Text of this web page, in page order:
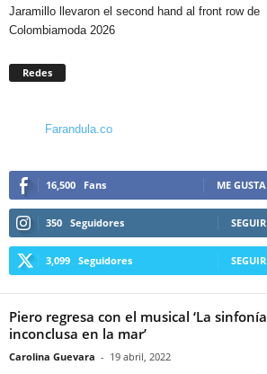
Jaramillo llevaron el second hand al front row de
Colombiamoda 2026
Redes
Farandula.co
16,500 Fans ME GUSTA
350 Seguidores SEGUIR
3,099 Seguidores SEGUIR
Piero regresa con el musical ‘La sinfonía
inconclusa en la mar’
Carolina Guevara - 19 abril, 2022